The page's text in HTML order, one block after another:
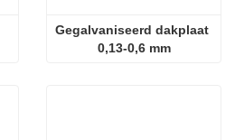
Gegalvaniseerd dakplaat
0,13-0,6 mm